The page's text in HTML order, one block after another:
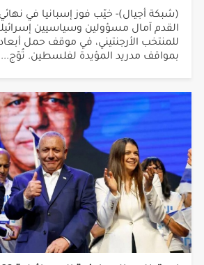
(شبكة أجيال)- خيّب فوز إسبانيا في
القدم آمال مسؤولين وسياسيين
للمنتخب الأرجنتيني، في موقف حمل
بمواقف مدريد المؤيدة لفلسطين. تُوّج...